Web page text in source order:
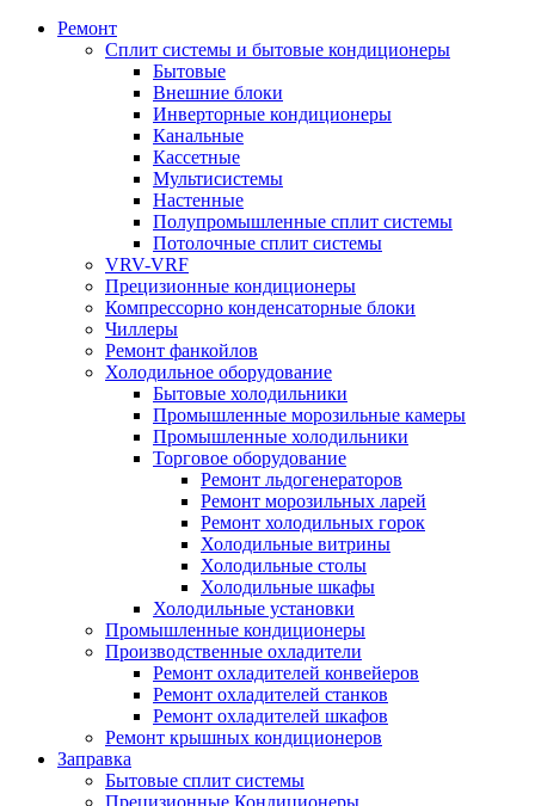
Ремонт
Сплит системы и бытовые кондиционеры
Бытовые
Внешние блоки
Инверторные кондиционеры
Канальные
Кассетные
Мультисистемы
Настенные
Полупромышленные сплит системы
Потолочные сплит системы
VRV-VRF
Прецизионные кондиционеры
Компрессорно конденсаторные блоки
Чиллеры
Ремонт фанкойлов
Холодильное оборудование
Бытовые холодильники
Промышленные морозильные камеры
Промышленные холодильники
Торговое оборудование
Ремонт льдогенераторов
Ремонт морозильных ларей
Ремонт холодильных горок
Холодильные витрины
Холодильные столы
Холодильные шкафы
Холодильные установки
Промышленные кондиционеры
Производственные охладители
Ремонт охладителей конвейеров
Ремонт охладителей станков
Ремонт охладителей шкафов
Ремонт крышных кондиционеров
Заправка
Бытовые сплит системы
Прецизионные Кондиционеры